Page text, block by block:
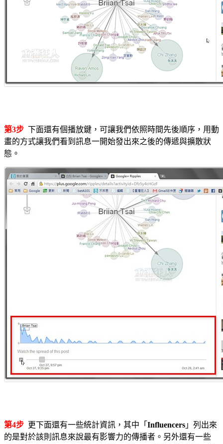
第3步 下面還有個播放鍵，可讓我們依照時間先後順序，用動
畫的方式讓我們看到訊息一開始發出來之後的傳遞與擴散狀
態。
第4步 更下面還有一些統計資訊，其中「 Influencers 」列出來
的是對於該則訊息來說最有影響力的傳播者。另外還有一些